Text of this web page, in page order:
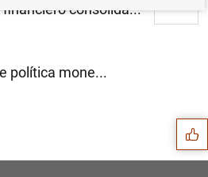
política mone...
financiero consolida...
Sugerencias